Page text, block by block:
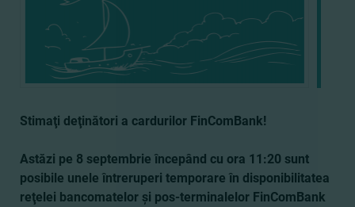
Stimaţi deţinători a cardurilor FinComBank!
Astăzi pe 8 septembrie începând cu ora 11:20 sunt
posibile unele întreruperi temporare în disponibilitatea
reţelei bancomatelor şi pos-terminalelor FinComBank